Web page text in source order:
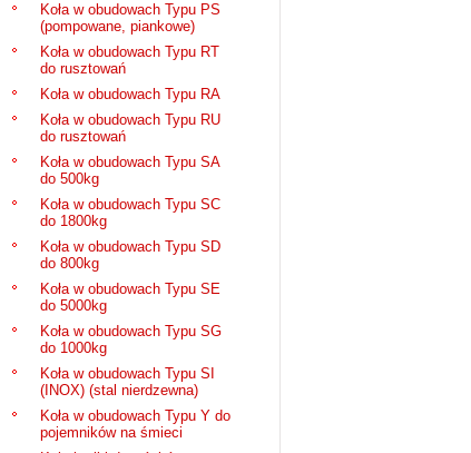
Koła w obudowach Typu PS
(pompowane, piankowe)
Koła w obudowach Typu RT
do rusztowań
Koła w obudowach Typu RA
Koła w obudowach Typu RU
do rusztowań
Koła w obudowach Typu SA
do 500kg
Koła w obudowach Typu SC
do 1800kg
Koła w obudowach Typu SD
do 800kg
Koła w obudowach Typu SE
do 5000kg
Koła w obudowach Typu SG
do 1000kg
Koła w obudowach Typu SI
(INOX) (stal nierdzewna)
Koła w obudowach Typu Y do
pojemników na śmieci